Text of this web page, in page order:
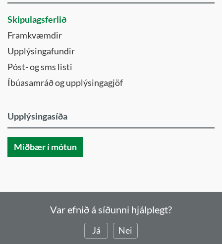
Skipulagsferlið
Framkvæmdir
Upplýsingafundir
Póst- og sms listi
Íbúasamráð og upplýsingagjöf
Upplýsingasíða
Miðbær í mótun
Var efnið á síðunni hjálplegt?
Já Nei